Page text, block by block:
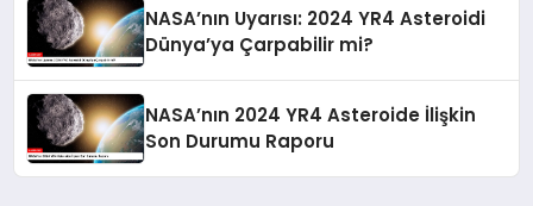
NASA’nın Uyarısı: 2024 YR4 Asteroidi
Dünya’ya Çarpabilir mi?
NASA’nın 2024 YR4 Asteroide İlişkin
Son Durumu Raporu